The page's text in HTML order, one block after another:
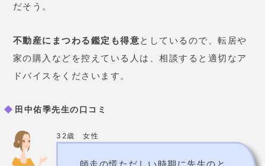
ころに相談に行ったら、
「オーラ
の色が黄色ですね。イライラして
いませんか？」
です。逆に、不浄な場所に行った